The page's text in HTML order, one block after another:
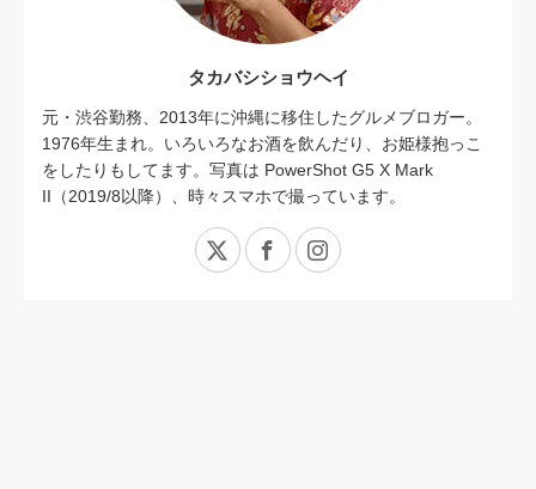
タカバシショウヘイ
元・渋谷勤務、2013年に沖縄に移住したグルメブロガー。
1976年生まれ。いろいろなお酒を飲んだり、お姫様抱っこ
をしたりもしてます。写真は PowerShot G5 X Mark
II（2019/8以降）、時々スマホで撮っています。
X FacebookInstagram